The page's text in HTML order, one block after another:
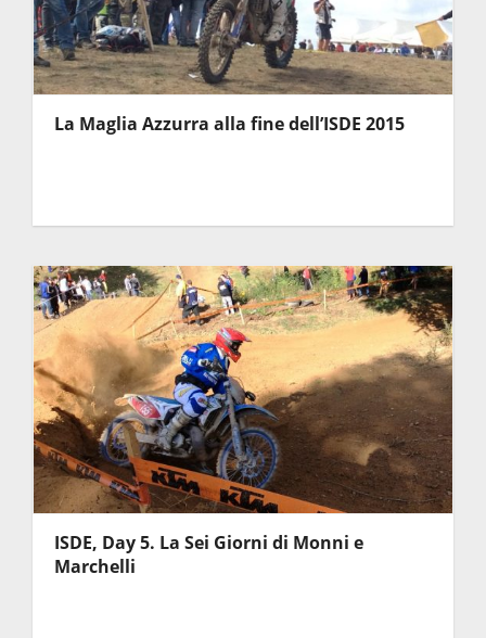
La Maglia Azzurra alla fine dell’ISDE 2015
ISDE, Day 5. La Sei Giorni di Monni e
Marchelli